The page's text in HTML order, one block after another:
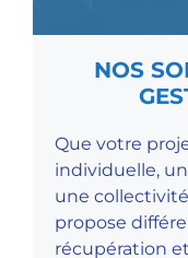
NOS
Que votre
individuelle,
une
propose
récupération